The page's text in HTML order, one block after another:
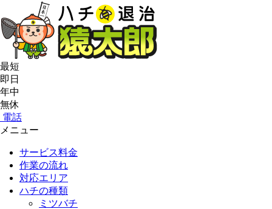
最短
即日
年中
無休
電話
メニュー
サービス料金
作業の流れ
対応エリア
ハチの種類
ミツバチ